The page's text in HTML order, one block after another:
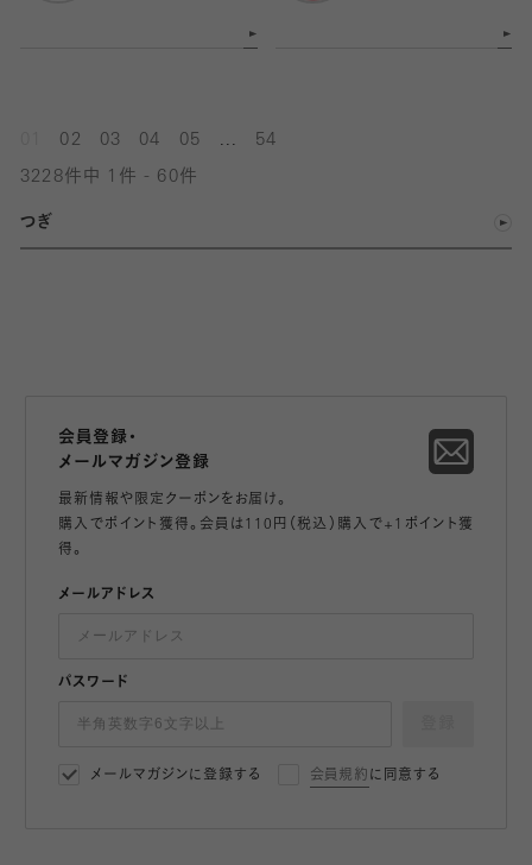
02 03 04 05 54
3228件中 1件 - 60件
つぎ
会員登録・
メールマガジン登録
最新情報や限定クーポンをお届け。
購入でポイント獲得。会員は110円（税込）購入で+1ポイント獲
得。
メールアドレス
パスワード
メールマガジンに登録する 会員規約 に同意する